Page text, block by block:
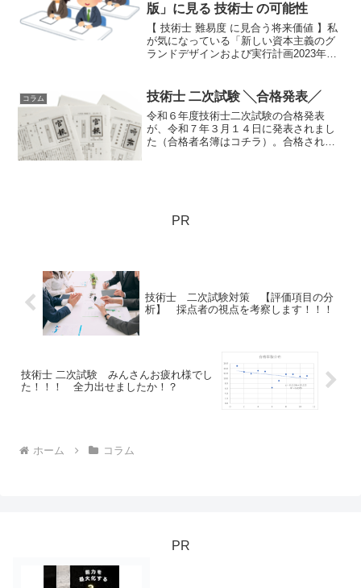
版」に見る 技術士 の可能性
【 技術士 難易度 に見合う将来価値 】私
が気になっている「新しい資本主義のグ
ランドデザインおよび実行計画2023年改
たちが社会を生き抜くために必要となる
ヒントが秘められています。
コラム 技術士 二次試験 ╲合格発表╱
令和６年度技術士二次試験の合格発表
が、令和７年３月１４日に発表されまし
た（合格者名簿はコチラ）。合格された
PR
技術士 二次試験対策 【評価項目の分
析】 採点者の視点を考察します！！！
技術士 二次試験 みんさんお疲れ様でし
た！！！ 全力出せましたか！？
ホーム コラム
PR